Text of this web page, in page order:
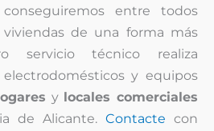
entre todos
de una forma más
servicio técnico realiza
y equipos
y locales comerciales
de Alicante. Contacte con